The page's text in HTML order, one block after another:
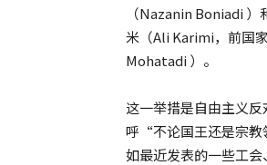
（Nazanin Boniadi
米（Ali Karimi，前国
Mohatadi ）。
这一举措是自由主义
呼“不论国王还是宗教
如最近发表的一些工会